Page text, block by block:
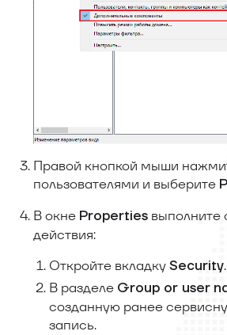
Правой кнопкой мыши
пользователями и выберите
В окне Properties
действия:
Откройте вкладкуSecurity.
В разделе Group or user
созданную ранее
запись.